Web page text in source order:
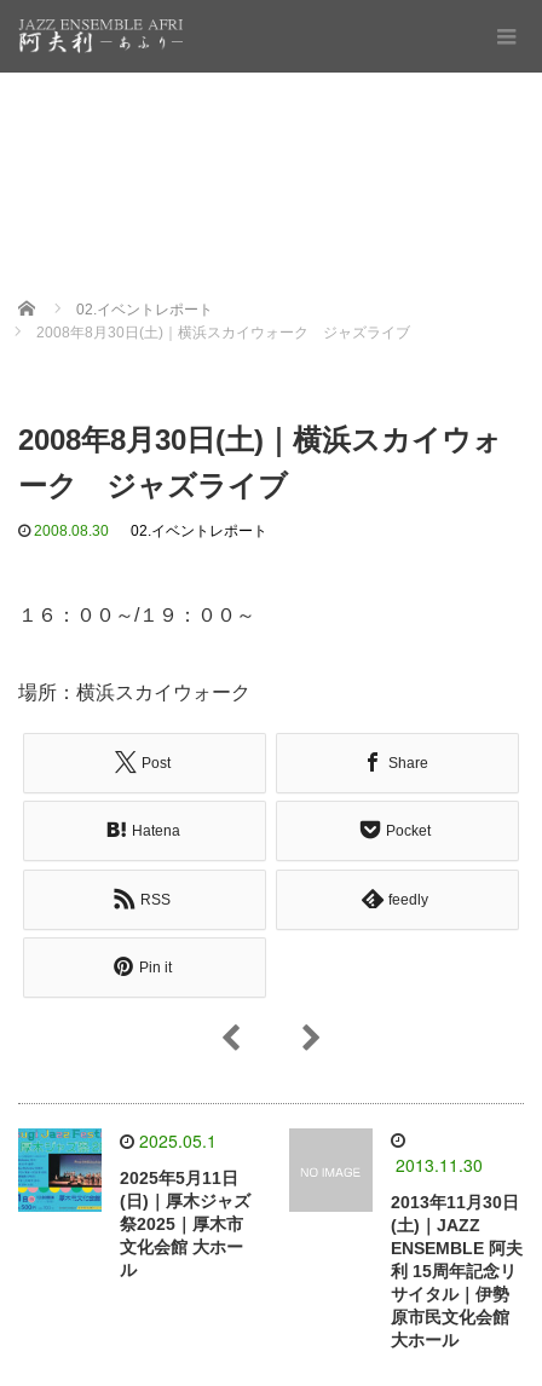
Home
02.イベントレポート
2008年8月30日(土)｜横浜スカイウォーク ジャズライブ
2008年8月30日(土)｜横浜スカイウォ
ーク ジャズライブ
2008.08.30 02.イベントレポート
１６：００～/１９：００～
場所：横浜スカイウォーク
Post Share
Hatena Pocket
RSS feedly
Pin it
2025.05.1
2025年5月11日
(日)｜厚木ジャズ
祭2025｜厚木市
文化会館 大ホー
ル
2013.11.30
2013年11月30日
(土)｜JAZZ
ENSEMBLE 阿夫
利 15周年記念リ
サイタル｜伊勢
原市民文化会館
大ホール